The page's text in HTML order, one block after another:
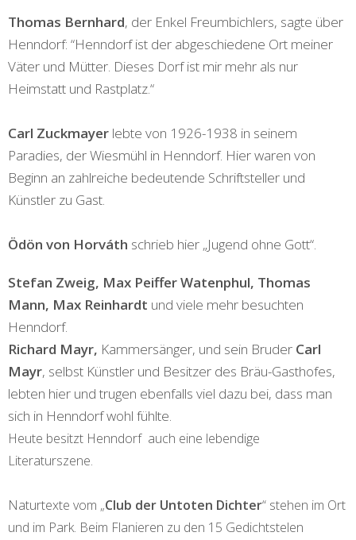
Thomas Bernhard, der Enkel Freumbichlers, sagte über
Henndorf: “Henndorf ist der abgeschiedene Ort meiner
Väter und Mütter. Dieses Dorf ist mir mehr als nur
Heimstatt und Rastplatz.“
Carl Zuckmayer lebte von 1926-1938 in seinem
Paradies, der Wiesmühl in Henndorf. Hier waren von
Beginn an zahlreiche bedeutende Schriftsteller und
Künstler zu Gast.
Ödön von Horváth schrieb hier „Jugend ohne Gott“.
Stefan Zweig, Max Peiffer Watenphul, Thomas
Mann, Max Reinhardt und viele mehr besuchten
Henndorf.
Richard Mayr, Kammersänger, und sein Bruder Carl
Mayr, selbst Künstler und Besitzer des Bräu-Gasthofes,
lebten hier und trugen ebenfalls viel dazu bei, dass man
sich in Henndorf wohl fühlte.
Heute besitzt Henndorf auch eine lebendige
Literaturszene.
Naturtexte vom „Club der Untoten Dichter“ stehen im Ort
und im Park. Beim Flanieren zu den 15 Gedichtstelen